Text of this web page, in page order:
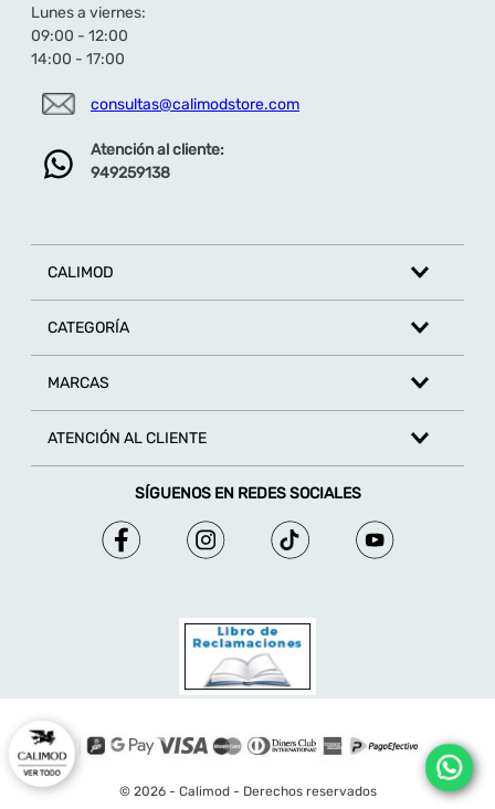
Lunes a viernes:
09:00 - 12:00
14:00 - 17:00
consultas@calimodstore.com
Atención al cliente:
949259138
CALIMOD
CATEGORÍA
MARCAS
ATENCIÓN AL CLIENTE
SÍGUENOS EN REDES SOCIALES
© 2026 - Calimod - Derechos reservados